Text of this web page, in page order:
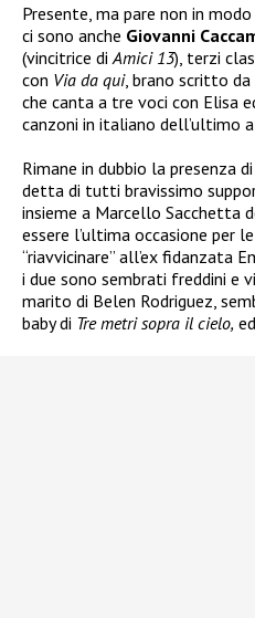
Presente, ma pare non in modo
ci sono anche Giovanni
(vincitrice di Amici 13), terzi
con Via da qui, brano scritto da
che canta a tre voci con Elisa
canzoni in italiano dell’ultimo
Rimane in dubbio la presenza di
detta di tutti bravissimo
insieme a Marcello Sacchetta
essere l’ultima occasione per
“riavvicinare” all’ex fidanzata
i due sono sembrati freddini e
marito di Belen Rodriguez,
baby di Tre metri sopra il cielo,